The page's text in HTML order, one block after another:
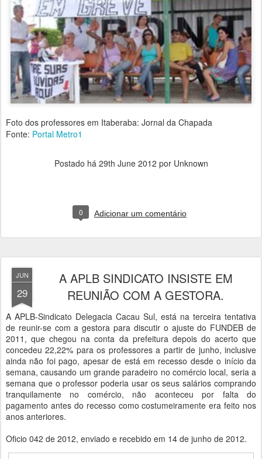
Foto dos professores em Itaberaba: Jornal da Chapada
Fonte: Portal Metro1
Postado há 29th June 2012 por Unknown
0 Adicionar um comentário
JUN
29
A APLB SINDICATO INSISTE EM
REUNIÃO COM A GESTORA.
A APLB-Sindicato Delegacia Cacau Sul, está na terceira tentativa
de reunir-se com a gestora para discutir o ajuste do FUNDEB de
2011, que chegou na conta da prefeitura depois do acerto que
concedeu 22,22% para os professores a partir de junho, inclusive
ainda não foi pago, apesar de está em recesso desde o início da
semana, causando um grande paradeiro no comércio local, seria a
semana que o professor poderia usar os seus salários comprando
tranquilamente no comércio, não aconteceu por falta do
pagamento antes do recesso como costumeiramente era feito nos
anos anteriores.
Oficio 042 de 2012, enviado e recebido em 14 de junho de 2012.